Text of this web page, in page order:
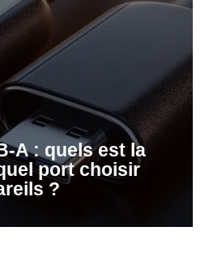
A : quels est la
port choisir
?